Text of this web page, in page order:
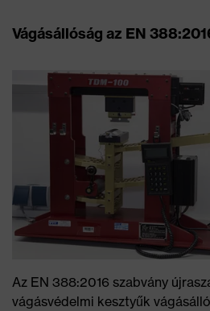
Vágásállóság az EN
Az EN 388:2016 szabvány
vágásvédelmi kesztyűk